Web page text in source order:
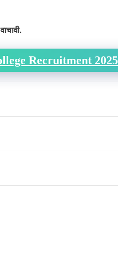
Recruitment 2025